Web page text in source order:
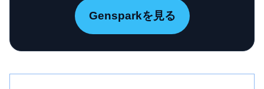
Gensparkを見る